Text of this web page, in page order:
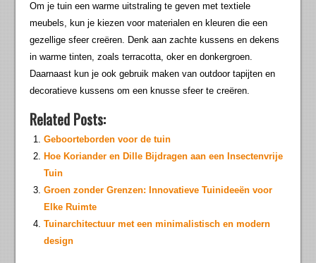
Om je tuin een warme uitstraling te geven met textiele
meubels, kun je kiezen voor materialen en kleuren die een
gezellige sfeer creëren. Denk aan zachte kussens en dekens
in warme tinten, zoals terracotta, oker en donkergroen.
Daarnaast kun je ook gebruik maken van outdoor tapijten en
decoratieve kussens om een knusse sfeer te creëren.
Related Posts:
Geboorteborden voor de tuin
Hoe Koriander en Dille Bijdragen aan een Insectenvrije
Tuin
Groen zonder Grenzen: Innovatieve Tuinideeën voor
Elke Ruimte
Tuinarchitectuur met een minimalistisch en modern
design